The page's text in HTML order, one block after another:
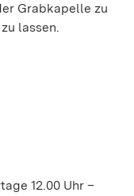
Grabkapelle zu
lassen.
12.00 Uhr –